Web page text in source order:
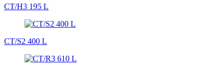
CT/H3 195 L
CT/S2 400 L